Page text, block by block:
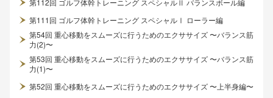
第112回 ゴルフ体幹トレーニング スペシャルⅡ バランスボール編
第111回 ゴルフ体幹トレーニング スペシャルⅠ ローラー編
第54回 重心移動をスムーズに行うためのエクササイズ 〜バランス筋
力(2)〜
第53回 重心移動をスムーズに行うためのエクササイズ 〜バランス筋
力(1)〜
第52回 重心移動をスムーズに行うためのエクササイズ 〜上半身編〜